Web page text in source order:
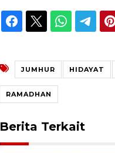
JUMHUR HIDAYAT
RAMADHAN
Berita Terkait